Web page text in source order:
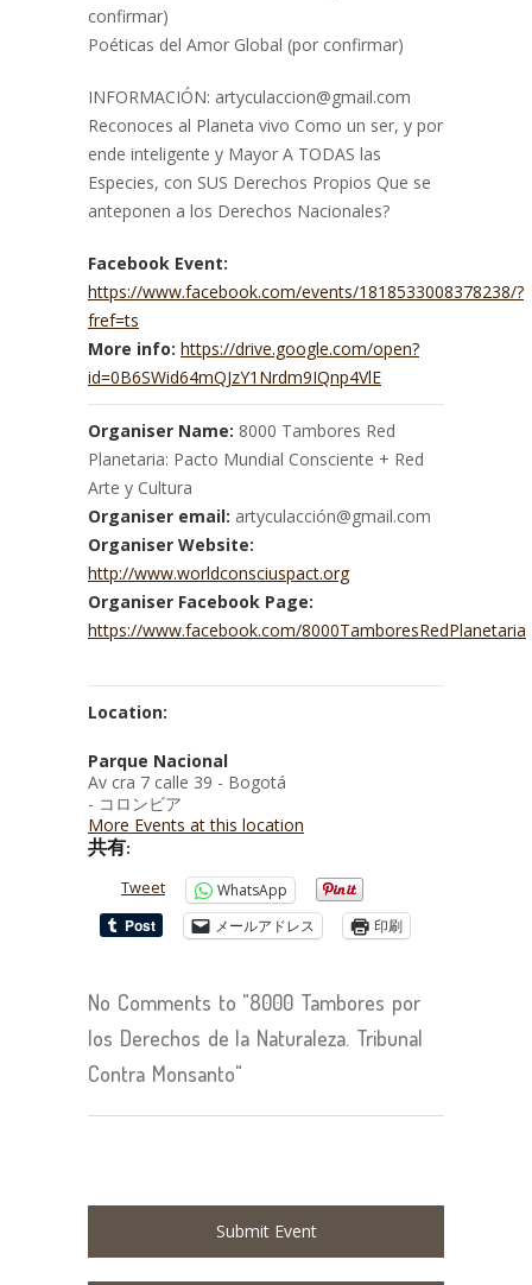
confirmar)
Poéticas del Amor Global (por confirmar)
INFORMACIÓN: artyculaccion@gmail.com
Reconoces al Planeta vivo Como un ser, y por
ende inteligente y Mayor A TODAS las
Especies, con SUS Derechos Propios Que se
anteponen a los Derechos Nacionales?
Facebook Event:
https://www.facebook.com/events/1818533008378238/?
fref=ts
More info: https://drive.google.com/open?
id=0B6SWid64mQJzY1Nrdm9IQnp4VlE
Organiser Name: 8000 Tambores Red
Planetaria: Pacto Mundial Consciente + Red
Arte y Cultura
Organiser email: artyculacción@gmail.com
Organiser Website:
http://www.worldconsciuspact.org
Organiser Facebook Page:
https://www.facebook.com/8000TamboresRedPlanetaria
Location:
Parque Nacional
Av cra 7 calle 39 - Bogotá
- コロンビア
More Events at this location
共有:
Tweet
WhatsApp
メールアドレス
印刷
No Comments to "8000 Tambores por
los Derechos de la Naturaleza. Tribunal
Contra Monsanto"
Submit Event